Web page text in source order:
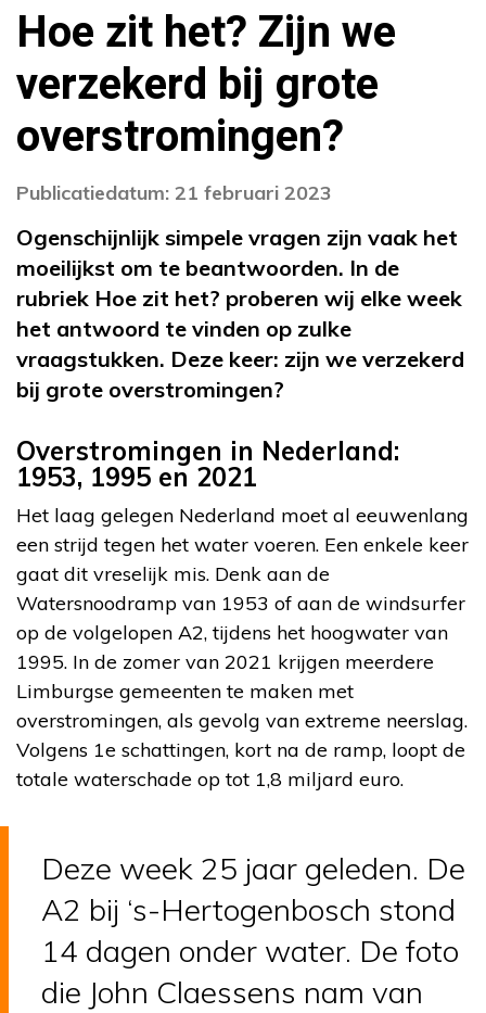
Hoe zit het? Zijn we
verzekerd bij grote
overstromingen?
Publicatiedatum: 21 februari 2023
Ogenschijnlijk simpele vragen zijn vaak het
moeilijkst om te beantwoorden. In de
rubriek Hoe zit het? proberen wij elke week
het antwoord te vinden op zulke
vraagstukken. Deze keer: zijn we verzekerd
bij grote overstromingen?
Overstromingen in Nederland:
1953, 1995 en 2021
Het laag gelegen Nederland moet al eeuwenlang
een strijd tegen het water voeren. Een enkele keer
gaat dit vreselijk mis. Denk aan de
Watersnoodramp van 1953 of aan de windsurfer
op de volgelopen A2, tijdens het hoogwater van
1995. In de zomer van 2021 krijgen meerdere
Limburgse gemeenten te maken met
overstromingen, als gevolg van extreme neerslag.
Volgens 1e schattingen, kort na de ramp, loopt de
totale waterschade op tot 1,8 miljard euro.
Deze week 25 jaar geleden. De
A2 bij ‘s-Hertogenbosch stond
14 dagen onder water. De foto
die John Claessens nam van